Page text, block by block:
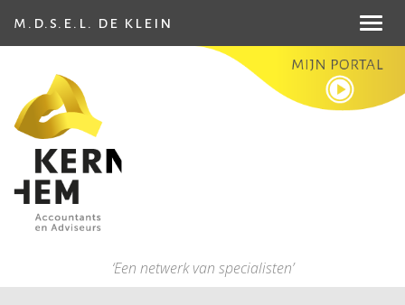
m.d.s.e.l. de klein
‘Een netwerk van specialisten’